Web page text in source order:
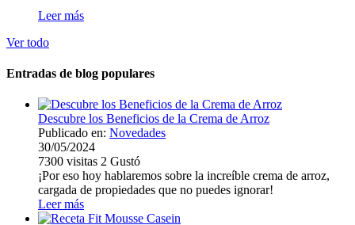
Leer más
Ver todo
Entradas de blog populares
Descubre los Beneficios de la Crema de Arroz
Publicado en: Novedades
30/05/2024
7300 visitas 2 Gustó
¡Por eso hoy hablaremos sobre la increíble crema de arroz,
cargada de propiedades que no puedes ignorar!
Leer más